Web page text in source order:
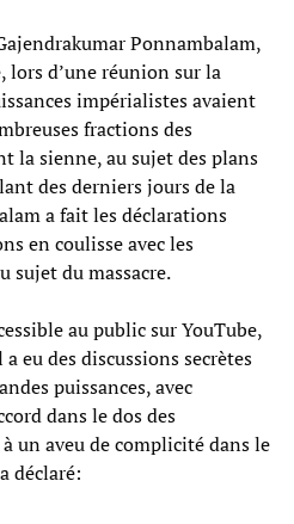
Ponnambalam,
lors d’une réunion sur la
impérialistes avaient
fractions des
la sienne, au sujet des plans
des derniers jours de la
a fait les déclarations
en coulisse avec les
sujet du massacre.
au public sur YouTube,
eu des discussions secrètes
puissances, avec
dans le dos des
un aveu de complicité dans le
déclaré: